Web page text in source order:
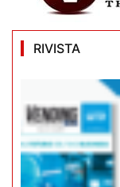
RIVISTA